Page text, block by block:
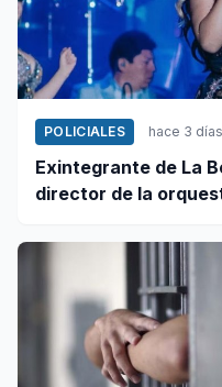
POLICIALES hace 3 días
Exintegrante de La
director de la